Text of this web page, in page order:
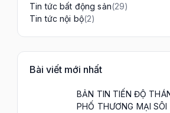
Tin tức bất động sản(29)
Tin tức nội bộ(2)
Bài viết mới nhất
BẢN TIN TIẾN ĐỘ
PHỐ THƯƠNG MẠI